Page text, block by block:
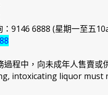
9146 6888 (星期一至五
過程中，向未成年人售賣或
intoxicating liquor